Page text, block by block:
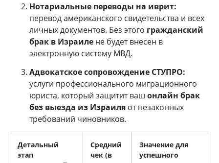
Нотариальные переводы на иврит:
перевод американского свидетельства и всех
личных документов. Без этого гражданский
брак в Израиле не будет внесен в
электронную систему МВД.
Адвокатское сопровождение СТУПРО:
услуги профессионального миграционного
юриста, который защитит ваш онлайн брак
без выезда из Израиля от незаконных
требований чиновников.
Детальный
этап
Средний
чек (в
Значение для
успешного